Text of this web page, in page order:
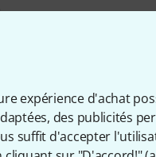
expérience d'achat
des publicités
suffit d'accepter
Volume, ISF, Effects